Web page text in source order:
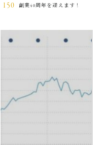
150 創業40周年を迎えます！